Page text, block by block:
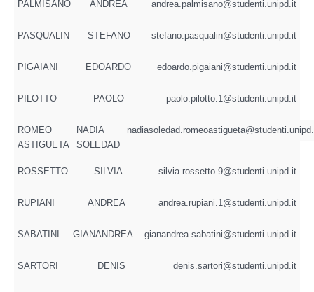
PALMISANO ANDREA andrea.palmisano@studenti.unipd.it
PASQUALIN STEFANO stefano.pasqualin@studenti.unipd.it
PIGAIANI EDOARDO edoardo.pigaiani@studenti.unipd.it
PILOTTO PAOLO paolo.pilotto.1@studenti.unipd.it
ROMEO
ASTIGUETA
NADIA
SOLEDAD
ROSSETTO SILVIA silvia.rossetto.9@studenti.unipd.it
RUPIANI ANDREA andrea.rupiani.1@studenti.unipd.it
SABATINI GIANANDREA gianandrea.sabatini@studenti.unipd.it
SARTORI DENIS denis.sartori@studenti.unipd.it